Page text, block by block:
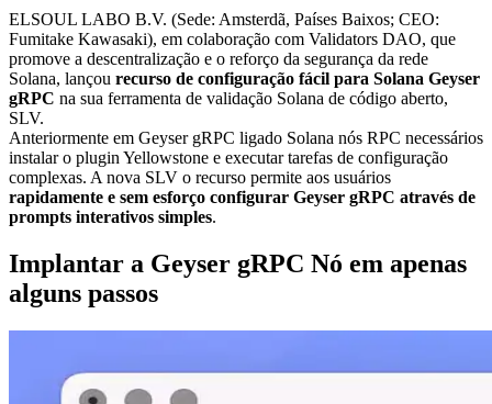
ELSOUL LABO B.V. (Sede: Amsterdã, Países Baixos; CEO:
Fumitake Kawasaki), em colaboração com Validators DAO, que
promove a descentralização e o reforço da segurança da rede
Solana, lançou recurso de configuração fácil para Solana Geyser
gRPC na sua ferramenta de validação Solana de código aberto,
SLV.
Anteriormente em Geyser gRPC ligado Solana nós RPC necessários
instalar o plugin Yellowstone e executar tarefas de configuração
complexas. A nova SLV o recurso permite aos usuários
rapidamente e sem esforço configurar Geyser gRPC através de
prompts interativos simples.
Implantar a Geyser gRPC Nó em apenas
alguns passos